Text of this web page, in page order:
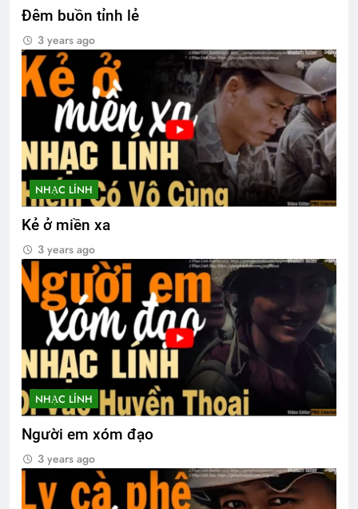
Đêm buồn tỉnh lẻ
3 years ago
NHẠC LÍNH
Kẻ ở miền xa
3 years ago
NHẠC LÍNH
Người em xóm đạo
3 years ago